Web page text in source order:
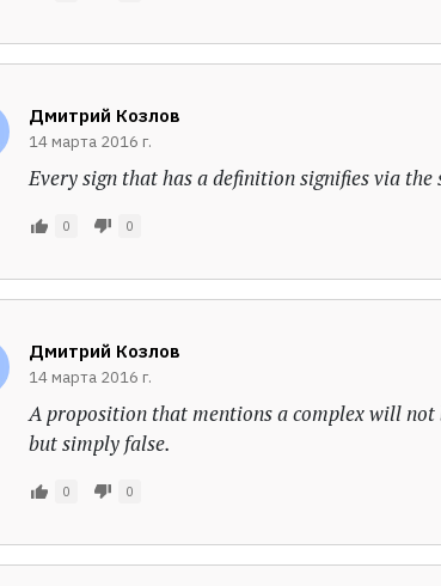
Дмитрий Козлов
14 марта 2016 г.
Every sign that has a definition signifies via
0 0
Дмитрий Козлов
14 марта 2016 г.
A proposition that mentions a complex will not
but simply false.
0 0